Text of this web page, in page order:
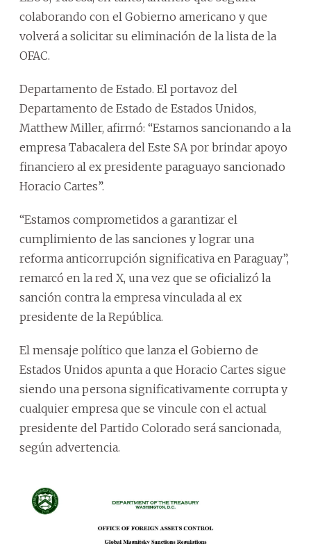
colaborando con el Gobierno americano y que
volverá a solicitar su eliminación de la lista de la
OFAC.
Departamento de Estado. El portavoz del
Departamento de Estado de Estados Unidos,
Matthew Miller, afirmó: “Estamos sancionando a la
empresa Tabacalera del Este SA por brindar apoyo
financiero al ex presidente paraguayo sancionado
Horacio Cartes”.
“Estamos comprometidos a garantizar el
cumplimiento de las sanciones y lograr una
reforma anticorrupción significativa en Paraguay”,
remarcó en la red X, una vez que se oficializó la
sanción contra la empresa vinculada al ex
presidente de la República.
El mensaje político que lanza el Gobierno de
Estados Unidos apunta a que Horacio Cartes sigue
siendo una persona significativamente corrupta y
cualquier empresa que se vincule con el actual
presidente del Partido Colorado será sancionada,
según advertencia.